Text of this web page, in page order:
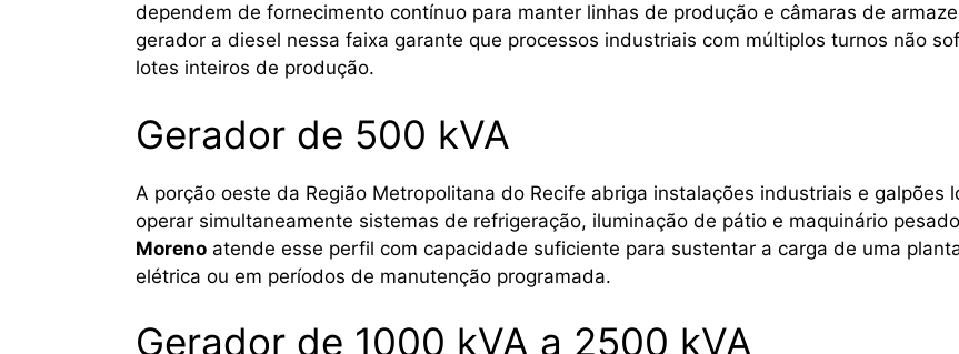
dependem de fornecimento contínuo para manter linhas de produção e câmaras de
gerador a diesel nessa faixa garante que processos industriais com múltiplos turnos não
lotes inteiros de produção.
Gerador de 500 kVA
A porção oeste da Região Metropolitana do Recife abriga instalações industriais e galpões
operar simultaneamente sistemas de refrigeração, iluminação de pátio e maquinário
Moreno atende esse perfil com capacidade suficiente para sustentar a carga de uma
elétrica ou em períodos de manutenção programada.
Gerador de 1000 kVA a 2500 kVA